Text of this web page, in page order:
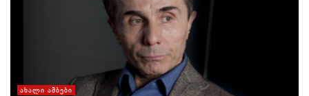
ᲐᲮᲐᲚᲘ ᲐᲛᲑᲔᲑᲘ